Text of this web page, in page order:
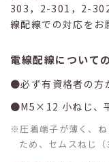
303，2-301，2-
線配線での対応をお
電線配線について
必ず有資格者の方
M5×12 小ねじ、
圧着端子が薄く、
ため、セムスねじ